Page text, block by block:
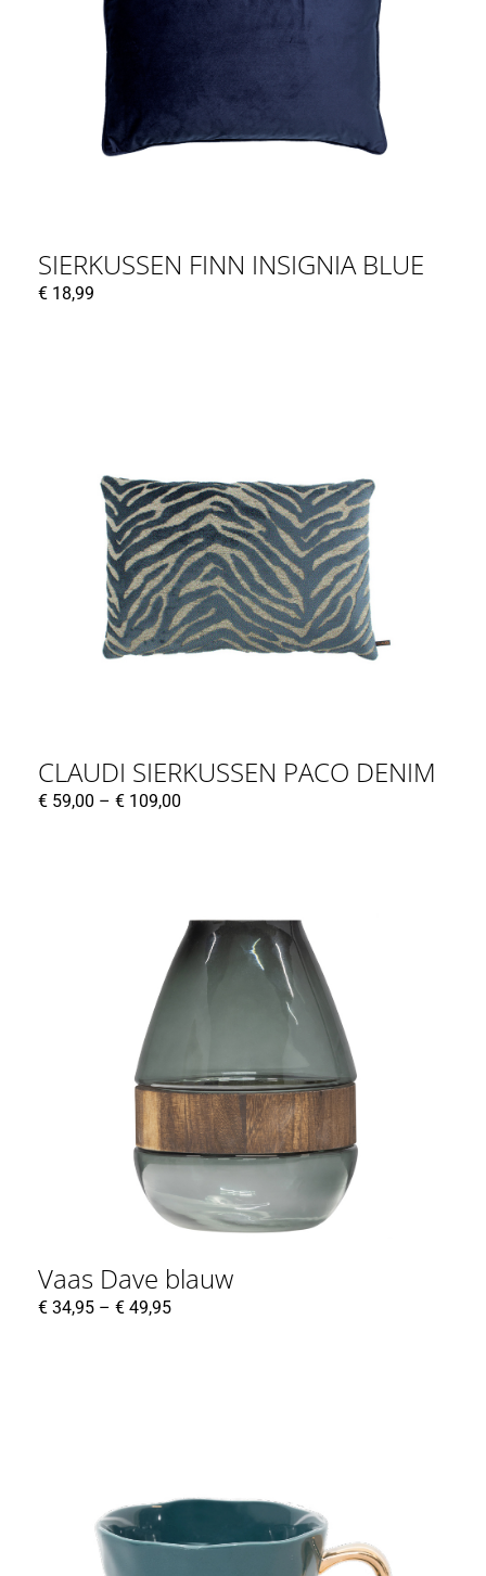
SIERKUSSEN FINN INSIGNIA BLUE
€ 18,99
CLAUDI SIERKUSSEN PACO DENIM
€ 59,00 – € 109,00
Vaas Dave blauw
€ 34,95 – € 49,95